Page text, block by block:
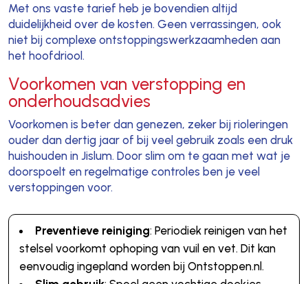
Met ons vaste tarief heb je bovendien altijd
duidelijkheid over de kosten. Geen verrassingen, ook
niet bij complexe ontstoppingswerkzaamheden aan
het hoofdriool.
Voorkomen van verstopping en
onderhoudsadvies
Voorkomen is beter dan genezen, zeker bij rioleringen
ouder dan dertig jaar of bij veel gebruik zoals een druk
huishouden in Jislum. Door slim om te gaan met wat je
doorspoelt en regelmatige controles ben je veel
verstoppingen voor.
Preventieve reiniging: Periodiek reinigen van het
stelsel voorkomt ophoping van vuil en vet. Dit kan
eenvoudig ingepland worden bij Ontstoppen.nl.